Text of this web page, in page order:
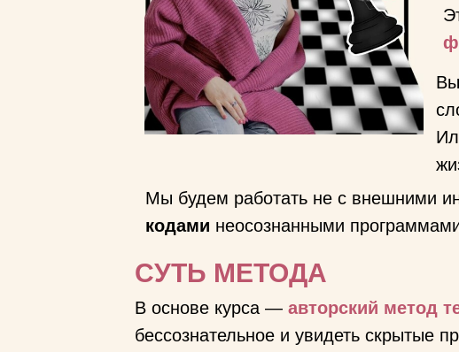
СУТЬ МЕТОДА
Мы будем работать не с внешними
кодами неосознанными
В основе курса — авторский метод
бессознательное и увидеть скрытые